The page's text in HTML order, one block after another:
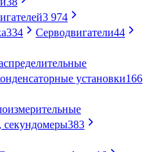
3 974
334 Серводвигатели44
установки166
383